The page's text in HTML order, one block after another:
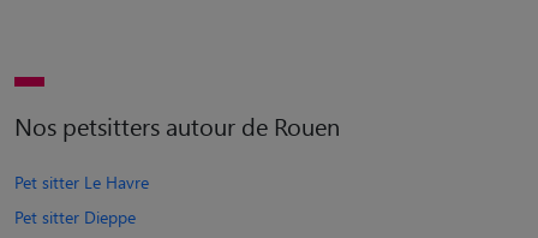
Nos petsitters autour de Rouen
Pet sitter Le Havre
Pet sitter Dieppe